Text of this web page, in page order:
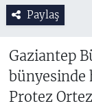
Paylaş
Gaziantep
bünyesinde
Protez